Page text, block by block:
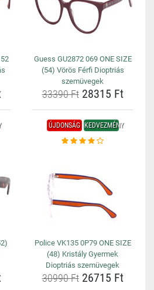
Guess GU2872 069 ONE SIZE
(54) Vörös Férfi Dioptriás
szemüvegek
33390 Ft28315 Ft
ÚJDONSÁG KEDVEZMÉNY
Police VK135 0P79 ONE SIZE
(48) Kristály Gyermek
Dioptriás szemüvegek
30990 Ft26715 Ft